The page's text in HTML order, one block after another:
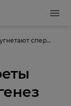
Электронные сигареты угнетают сперматогенез